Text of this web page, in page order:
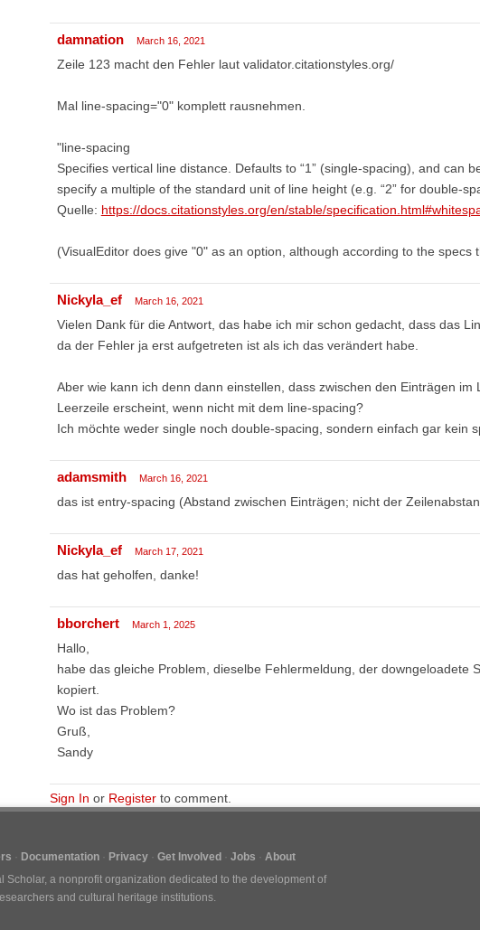
damnation March 16, 2021
Zeile 123 macht den Fehler laut validator.citationstyles.org/
Mal line-spacing="0" komplett rausnehmen.
"line-spacing
Specifies vertical line distance. Defaults to “1” (single-spacing), and can
specify a multiple of the standard unit of line height (e.g. “2” for double-
Quelle: https://docs.citationstyles.org/en/stable/
(VisualEditor does give "0" as an option, although according to the specs
Nickyla_ef March 16, 2021
Vielen Dank für die Antwort, das habe ich mir schon gedacht, dass das
da der Fehler ja erst aufgetreten ist als ich das verändert habe.
Aber wie kann ich denn dann einstellen, dass zwischen den Einträgen im
Leerzeile erscheint, wenn nicht mit dem line-spacing?
Ich möchte weder single noch double-spacing, sondern einfach gar kein
adamsmith March 16, 2021
das ist entry-spacing (Abstand zwischen Einträgen; nicht der
Nickyla_ef March 17, 2021
das hat geholfen, danke!
bborchert March 1, 2025
Hallo,
habe das gleiche Problem, dieselbe Fehlermeldung, der downgeloadete
kopiert.
Wo ist das Problem?
Gruß,
Sandy
Sign In or Registerto comment.
Documentation Privacy Get Involved Jobs
About
Scholar, a nonprofit organization dedicated to the development of
and cultural heritage institutions.